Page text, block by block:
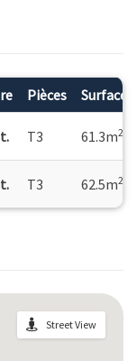
des années
authenticité,
Son
au paysage
du site.
Pièces Surface
T3 61.3m2
T3 62.5m2
Street View